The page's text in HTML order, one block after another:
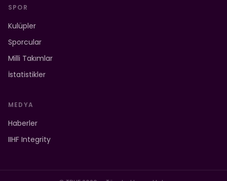
SPOR
Kulüpler
Sporcular
Milli Takımlar
İstatistikler
MEDYA
Haberler
IIHF Integrity